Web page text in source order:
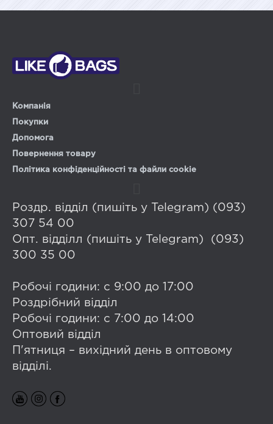
Компанія
Покупки
Допомога
Повернення товару
Політика конфіденційності та файли cookie
Роздр. відділ (пишіть у Telegram) (093)
307 54 00
Опт. відділл (пишіть у Telegram) (093)
300 35 00
Робочі години: с 9:00 до 17:00
Роздрібний відділ
Робочі години: с 7:00 до 14:00
Оптовий відділ
П'ятниця – вихідний день в оптовому
відділі.